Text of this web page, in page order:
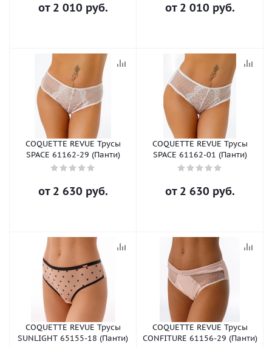
от 2 010 руб. от 2 010 руб.
COQUETTE REVUE Трусы
SPACE 61162-29 (Панти)
от 2 630 руб.
COQUETTE REVUE Трусы
SPACE 61162-01 (Панти)
от 2 630 руб.
COQUETTE REVUE Трусы
SUNLIGHT 65155-18 (Панти)
COQUETTE REVUE Трусы
CONFITURE 61156-29 (Панти)